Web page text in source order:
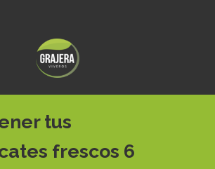
tus
frescos 6